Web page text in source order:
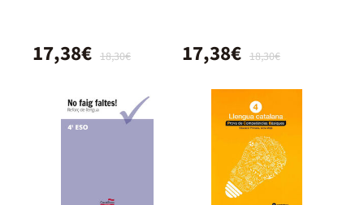
18,30€
17,38€ 18,30€
17,38€